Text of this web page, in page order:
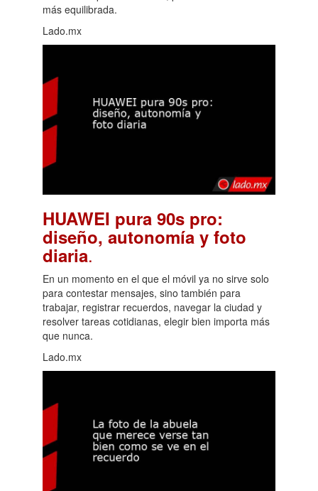
más equilibrada.
Lado.mx
HUAWEI pura 90s pro:
diseño, autonomía y foto
diaria.
En un momento en el que el móvil ya no sirve solo
para contestar mensajes, sino también para
trabajar, registrar recuerdos, navegar la ciudad y
resolver tareas cotidianas, elegir bien importa más
que nunca.
Lado.mx